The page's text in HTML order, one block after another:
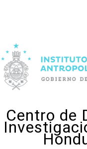
Centro de